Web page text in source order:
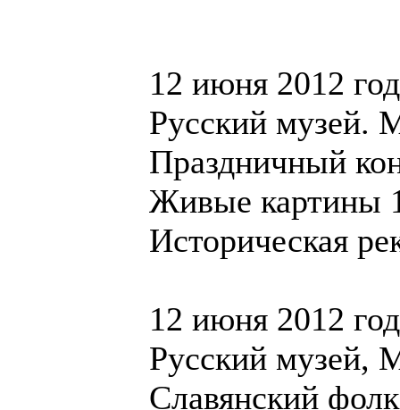
12 июня 2012
Русский музей.
Праздничный
Живые картины
Историческая
12 июня 2012
Русский музей,
Славянский